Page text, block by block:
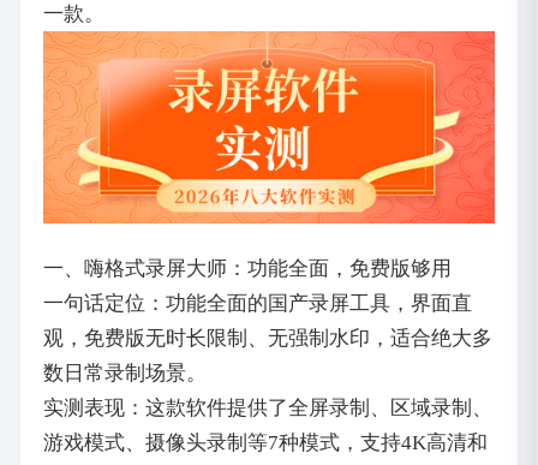
一款。
一、嗨格式录屏大师：功能全面，免费版够用
一句话定位：功能全面的国产录屏工具，界面直
观，免费版无时长限制、无强制水印，适合绝大多
数日常录制场景。
实测表现：这款软件提供了全屏录制、区域录制、
游戏模式、摄像头录制等7种模式，支持4K高清和